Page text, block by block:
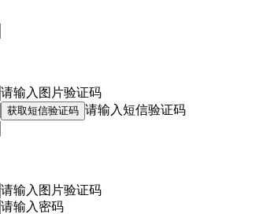
请输入图片验证码
获取短信验证码 请输入短信验证码
请输入图片验证码
请输入密码